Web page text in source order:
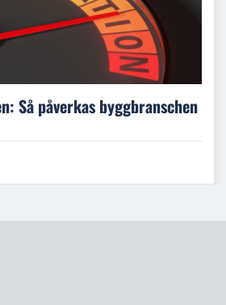
Så påverkas byggbranschen